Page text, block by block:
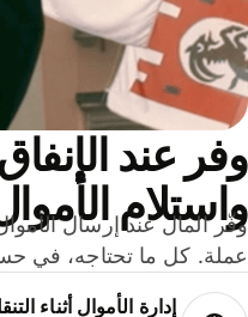
عند
الأموال
كل ما تحتاجه، في
إدارة الأموال أثناء